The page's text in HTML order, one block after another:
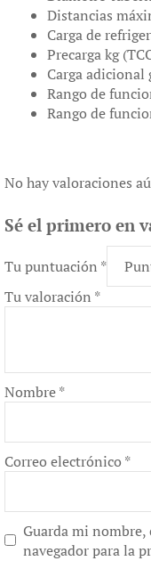
Distancias
Carga de
Precarga kg
Carga adicional
Rango de
Rango de
No hay valoraciones
Sé el primero en
Tu puntuación *
Tu valoración *
Nombre*
Correo electrónico *
Guarda mi
navegador para la